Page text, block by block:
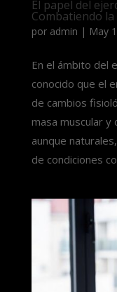
El papel del
Combatiendo
por admin | May
En el ámbito del
conocido que el
de cambios
masa muscular y
aunque
de condiciones